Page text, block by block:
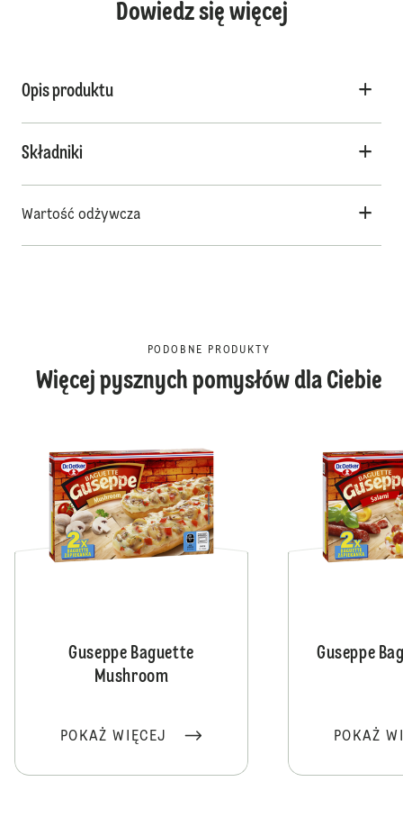
Dowiedz się więcej
Opis produktu
Składniki
Wartość odżywcza
PODOBNE PRODUKTY
Więcej pysznych pomysłów dla Ciebie
Guseppe Baguette
Mushroom
POKAŻ WIĘCEJ
Guseppe
POKAŻ